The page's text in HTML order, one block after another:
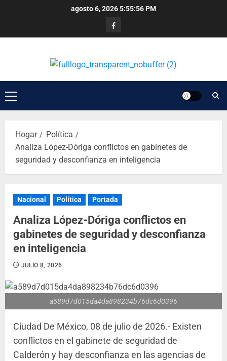
agosto 6, 20265:55:56 PM
Hogar
Política
Analiza López-Dóriga conflictos en gabinetes de
seguridad y desconfianza en inteligencia
Nacional Política Portada
Analiza López-Dóriga conflictos en
gabinetes de seguridad y desconfianza
en inteligencia
JULIO 8, 2026
a589d7d015da4da898234b76dc6d0396
Ciudad De México, 08 de julio de 2026.- Existen
conflictos en el gabinete de seguridad de
Calderón y hay desconfianza en las agencias de